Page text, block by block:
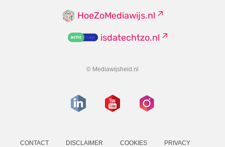
HoeZoMediawijs.nl
isdatechtzo.nl
© Mediawijsheid.nl
CONTACT DISCLAIMER COOKIES PRIVACY